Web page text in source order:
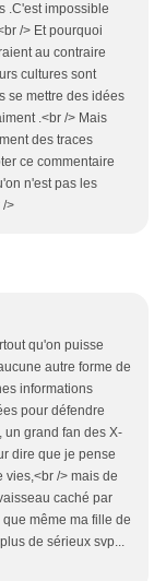
.C'est impossible
/> Et pourquoi
au contraire
cultures sont
se mettre des idées
.<br /> Mais
des traces
ce commentaire
n'est pas les
/>
qu'on puisse
autre forme de
informations
pour défendre
un grand fan des X-
dire que je pense
vies,<br /> mais de
caché par
même ma fille de
de sérieux svp...